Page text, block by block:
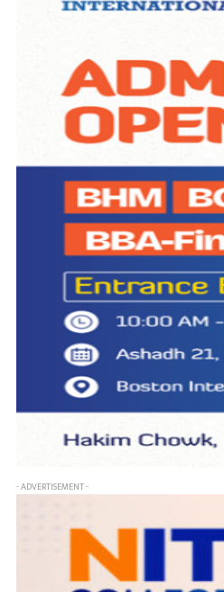
- ADVERTISEMENT -